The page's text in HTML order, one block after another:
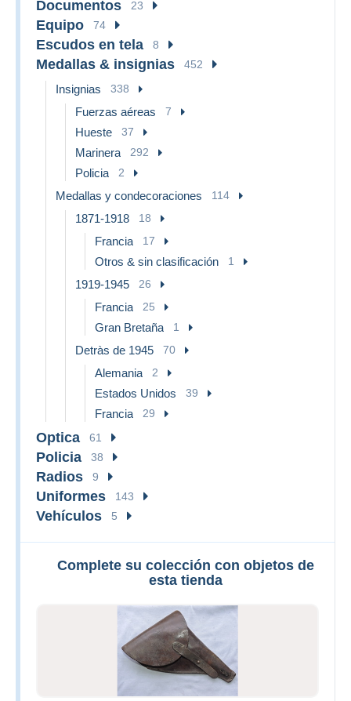
Documentos 23
Equipo 74
Escudos en tela 8
Medallas & insignias 452
Insignias 338
Fuerzas aéreas 7
Hueste 37
Marinera 292
Policia 2
Medallas y condecoraciones 114
1871-1918 18
Francia 17
Otros & sin clasificación 1
1919-1945 26
Francia 25
Gran Bretaña 1
Detràs de 1945 70
Alemania 2
Estados Unidos 39
Francia 29
Optica 61
Policia 38
Radios 9
Uniformes 143
Vehículos 5
Complete su colección con objetos de
esta tienda